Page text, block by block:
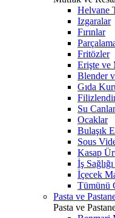
Helvane
Izgaralar
Fırınlar
Fritözler
Erişte ve
Blender
Gıda
Su
Ocaklar
Bulaşık
Sous
Kasap
İş
İçecek
Tümünü
Pasta ve
Pasta ve